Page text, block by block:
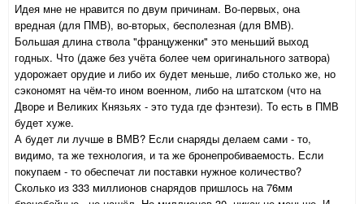
Идея мне не нравится по двум причинам. Во-первых, она
вредная (для ПМВ), во-вторых, бесполезная (для ВМВ).
Большая длина ствола "француженки" это меньший выход
годных. Что (даже без учёта более чем оригинального затвора)
удорожает орудие и либо их будет меньше, либо столько же, но
сэкономят на чём-то ином военном, либо на штатском (что на
Дворе и Великих Князьях - это туда где фэнтези). То есть в ПМВ
будет хуже.
А будет ли лучше в ВМВ? Если снаряды делаем сами - то,
видимо, та же технология, и та же бронепробиваемость. Если
покупаем - то обеспечат ли поставки нужное количество?
Сколько из 333 миллионов снарядов пришлось на 76мм